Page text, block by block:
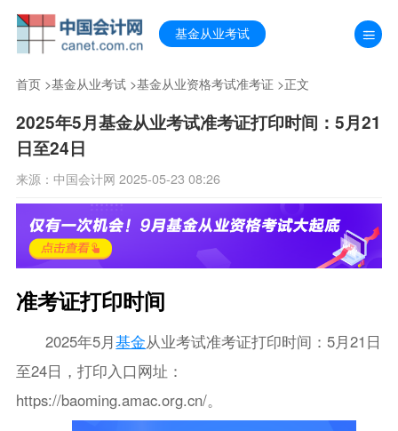
基金从业考试
首页>基金从业考试>基金从业资格考试准考证 >正文
2025年5月基金从业考试准考证打印时间：5月21
日至24日
来源：中国会计网 2025-05-23 08:26
准考证打印时间
2025年5月基金从业考试准考证打印时间：5月21日
至24日，打印入口网址：
https://baoming.amac.org.cn/。